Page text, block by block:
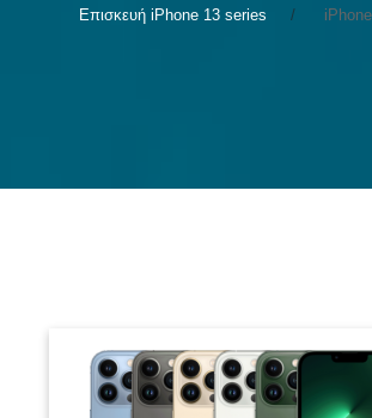
Επισκευή iPhone 13 series